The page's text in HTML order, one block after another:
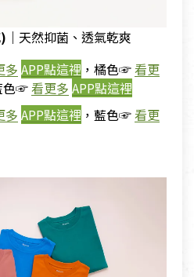
天然抑菌、透氣乾爽
多 APP點這裡 ，橘色☞看更
色☞看更多 APP點這裡
多 APP點這裡 ，藍色☞看更